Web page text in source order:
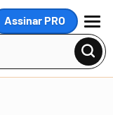
Assinar PRO
MENU